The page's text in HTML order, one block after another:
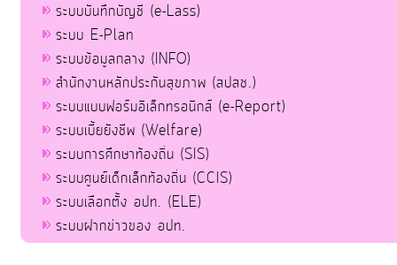
ระบบบันทึกบัญชี (e-Lass)
ระบบ E-Plan
ระบบข้อมูลกลาง (INFO)
สำนักงานหลักประกันสุขภาพ (สปสช.)
ระบบแบบฟอร์มอิเล็กทรอนิกส์ (e-Report)
ระบบเบี้ยยังชีพ (Welfare)
ระบบการศึกษาท้องถิ่น (SIS)
ระบบศูนย์เด็กเล็กท้องถิ่น (CCIS)
ระบบเลือกตั้ง อปท. (ELE)
ระบบฝากข่าวของ อปท.